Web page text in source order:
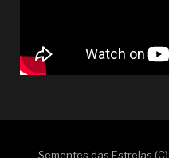
Sementes das Estrelas